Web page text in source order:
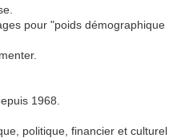
1968.
politique, financier et culturel